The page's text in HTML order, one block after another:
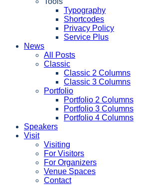
Typography
Shortcodes
Privacy Policy
Service Plus
News
All Posts
Classic
Classic 2 Columns
Classic 3 Columns
Portfolio
Portfolio 2 Columns
Portfolio 3 Columns
Portfolio 4 Columns
Speakers
Visit
Visiting
For Visitors
For Organizers
Venue Spaces
Contact